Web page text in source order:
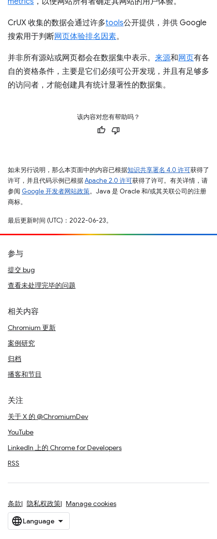
CrUX 收集的数据会通过许多tools公开提供，并供 Google
搜索用于判断网页体验排名因素。
并非所有源站或网页都会在数据集中表示。 来源和网页有各
自的资格条件，主要是它们必须可公开发现，并且有足够多
的访问者，才能创建具有统计显著性的数据集。
该内容对您有帮助吗？
如未另行说明，那么本页面中的内容已根据知识共享署名 4.0 许可获得了
许可，并且代码示例已根据Apache 2.0 许可获得了许可。有关详情，请
参阅 Google 开发者网站政策。Java 是 Oracle 和/或其关联公司的注册
商标。
最后更新时间 (UTC)：2022-06-23。
参与
提交 bug
查看未处理完毕的问题
相关内容
Chromium 更新
案例研究
归档
播客和节目
关注
关于 X 的 @ChromiumDev
YouTube
LinkedIn 上的 Chrome for Developers
RSS
条款 隐私权政策 Manage cookies